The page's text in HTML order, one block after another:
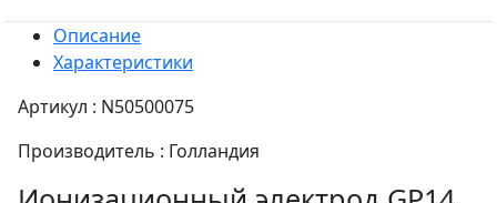
Описание
Характеристики
Артикул : N50500075
Производитель : Голландия